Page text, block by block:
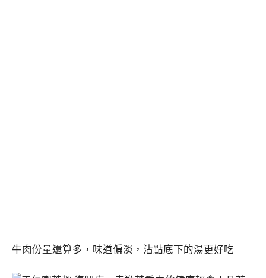
牛肉份量還算多，味道偏淡，沾點底下的湯更好吃